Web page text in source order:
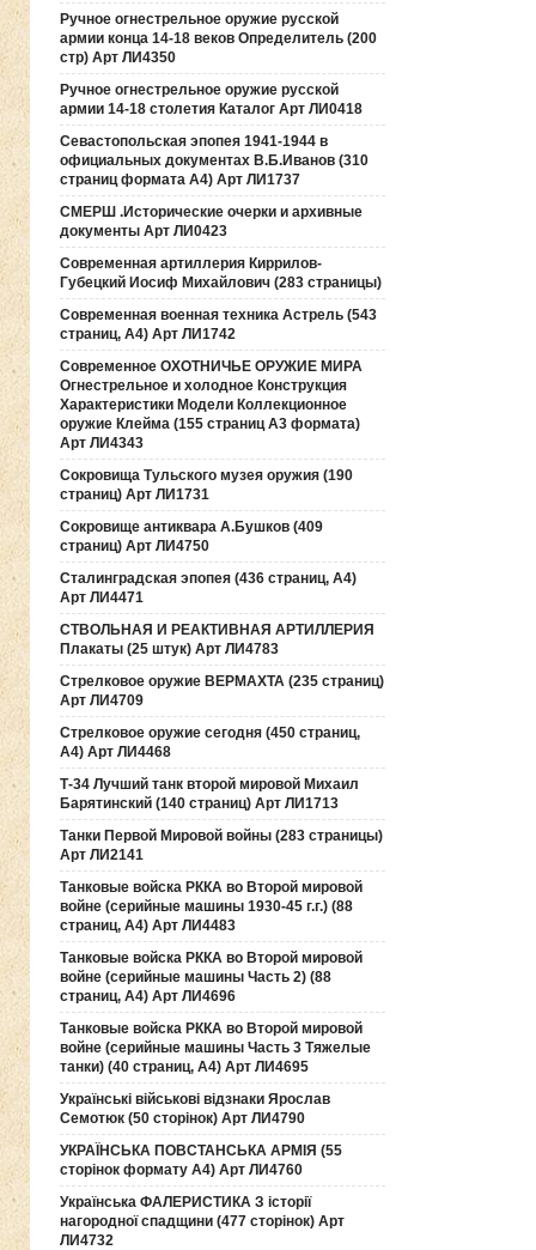
Ручное огнестрельное оружие русской
армии конца 14-18 веков Определитель (200
стр) Арт ЛИ4350
Ручное огнестрельное оружие русской
армии 14-18 столетия Каталог Арт ЛИ0418
Севастопольская эпопея 1941-1944 в
официальных документах В.Б.Иванов (310
страниц формата А4) Арт ЛИ1737
СМЕРШ .Исторические очерки и архивные
документы Арт ЛИ0423
Современная артиллерия Киррилов-
Губецкий Иосиф Михайлович (283 страницы)
Современная военная техника Астрель (543
страниц, А4) Арт ЛИ1742
Современное ОХОТНИЧЬЕ ОРУЖИЕ МИРА
Огнестрельное и холодное Конструкция
Характеристики Модели Коллекционное
оружие Клейма (155 страниц А3 формата)
Арт ЛИ4343
Сокровища Тульского музея оружия (190
cтраниц) Арт ЛИ1731
Сокровище антиквара А.Бушков (409
страниц) Арт ЛИ4750
Сталинградская эпопея (436 страниц, А4)
Арт ЛИ4471
СТВОЛЬНАЯ И РЕАКТИВНАЯ АРТИЛЛЕРИЯ
Плакаты (25 штук) Арт ЛИ4783
Стрелковое оружие ВЕРМАХТА (235 страниц)
Арт ЛИ4709
Стрелковое оружие сегодня (450 страниц,
А4) Арт ЛИ4468
Т-34 Лучший танк второй мировой Михаил
Барятинский (140 страниц) Арт ЛИ1713
Танки Первой Мировой войны (283 страницы)
Арт ЛИ2141
Танковые войска РККА во Второй мировой
войне (серийные машины 1930-45 г.г.) (88
страниц, А4) Арт ЛИ4483
Танковые войска РККА во Второй мировой
войне (серийные машины Часть 2) (88
страниц, А4) Арт ЛИ4696
Танковые войска РККА во Второй мировой
войне (серийные машины Часть 3 Тяжелые
танки) (40 страниц, А4) Арт ЛИ4695
Українські військові відзнаки Ярослав
Семотюк (50 сторінок) Арт ЛИ4790
УКРАЇНСЬКА ПОВСТАНСЬКА АРМІЯ (55
сторінок формату А4) Арт ЛИ4760
Українська ФАЛЕРИСТИКА З історії
нагородної спадщини (477 сторінок) Арт
ЛИ4732